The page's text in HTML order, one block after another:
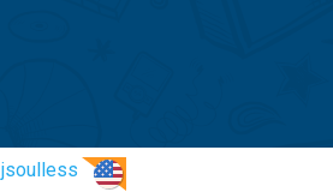
jsoulless